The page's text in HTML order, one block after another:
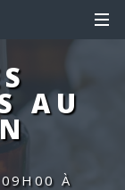
AU
09H00 À